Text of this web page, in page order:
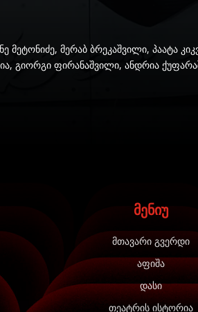
მერაბ ბრეკაშვილი, პაატა
გიორგი ფირანაშვილი, ანდრია
მენიუ
მთავარი გვერდი
აფიშა
დასი
თეატრის ისტორია